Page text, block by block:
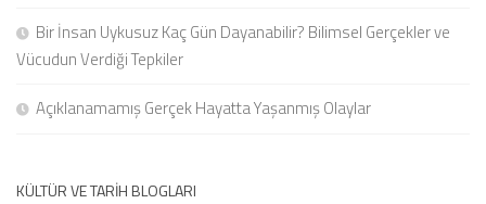
Bir İnsan Uykusuz Kaç Gün Dayanabilir? Bilimsel Gerçekler ve
Vücudun Verdiği Tepkiler
Açıklanamamış Gerçek Hayatta Yaşanmış Olaylar
KÜLTÜR VE TARIH BLOGLARI